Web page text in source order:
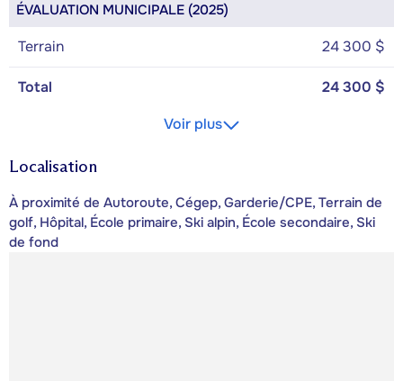
ÉVALUATION MUNICIPALE (2025)
Terrain 24 300 $
Total
24 300 $
Voir plus
Localisation
À proximité de Autoroute, Cégep, Garderie/CPE, Terrain de
golf, Hôpital, École primaire, Ski alpin, École secondaire, Ski
de fond